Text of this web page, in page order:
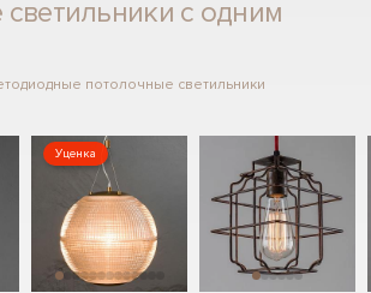
с одним
потолочные светильники
Уценка